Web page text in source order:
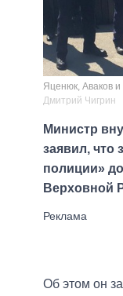
Яценюк, Аваков
Дмитрий Чигрин
Министр
заявил, что
полиции»
Верховной
Об этом он